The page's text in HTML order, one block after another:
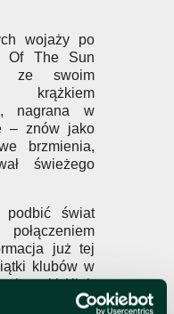
wojaży po
Of The Sun
ze swoim
nagrana w
– znów jako
brzmienia,
świeżego
podbić świat
już tej
klubów w
Klub
15 lat kariery